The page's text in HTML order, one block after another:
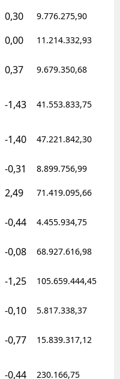
0,30 9.776.275,90
0,00 11.214.332,93
0,37 9.679.350,68
-1,43 41.553.833,75
-1,40 47.221.842,30
-0,31 8.899.756,99
2,49 71.419.095,66
-0,44 4.455.934,75
-0,08 68.927.616,98
-1,25 105.659.444,45
-0,10 5.817.338,37
-0,77 15.839.317,12
-0,44 230.166,75